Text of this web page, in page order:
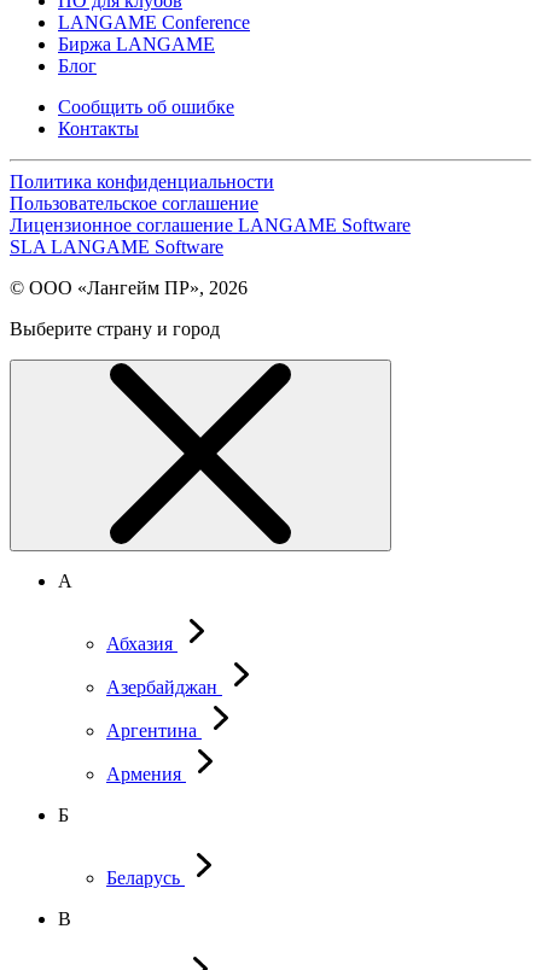
LANGAME Conference
Биржа LANGAME
Блог
Сообщить об ошибке
Контакты
Политика конфиденциальности
Пользовательское соглашение
Лицензионное соглашение LANGAME Software
SLA LANGAME Software
© ООО «Лангейм ПР», 2026
Выберите страну и город
А
Абхазия
Азербайджан
Аргентина
Армения
Б
Беларусь
В